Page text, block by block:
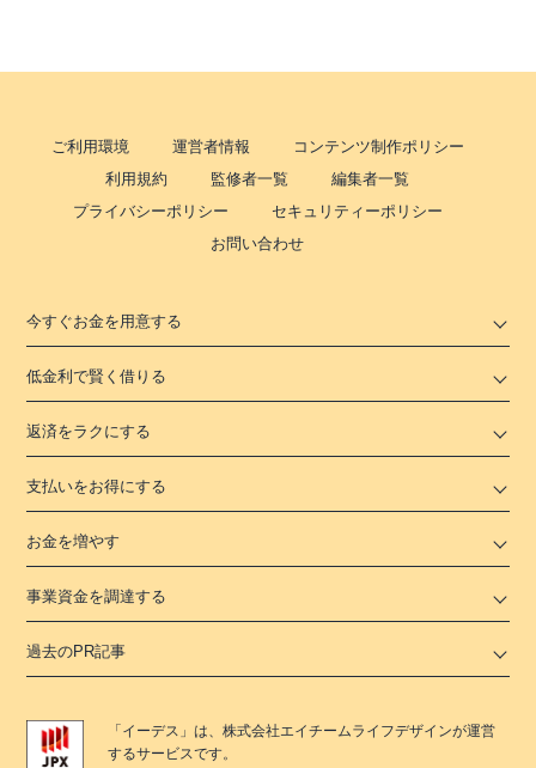
ご利用環境 運営者情報
コンテンツ制作ポリシー
利用規約
監修者一覧
編集者一覧
プライバシーポリシー
セキュリティーポリシー
お問い合わせ
今すぐお金を用意する
低金利で賢く借りる
返済をラクにする
支払いをお得にする
お金を増やす
事業資金を調達する
過去のPR記事
「 イーデス 」は、株式会社エイチームライフデザインが運営
するサービスです。